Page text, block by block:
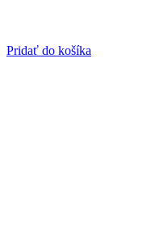
Pridať do košíka